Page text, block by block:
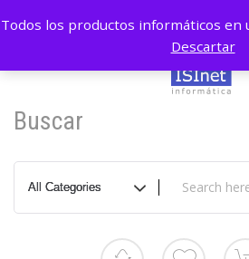
Buscar
Todos los productos informáticos en
Descartar